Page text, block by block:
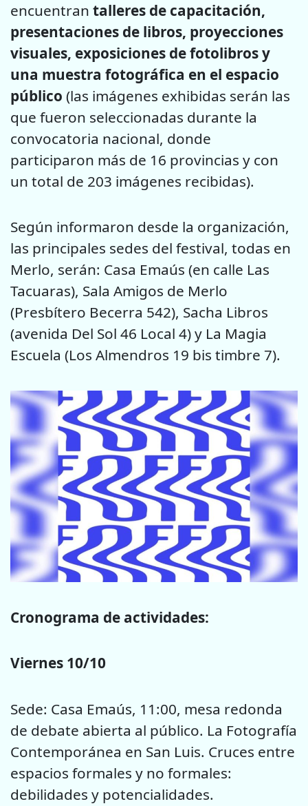
encuentran talleres de capacitación,
presentaciones de libros, proyecciones
visuales, exposiciones de fotolibros y
una muestra fotográfica en el espacio
público (las imágenes exhibidas serán las
que fueron seleccionadas durante la
convocatoria nacional, donde
participaron más de 16 provincias y con
un total de 203 imágenes recibidas).
Según informaron desde la organización,
las principales sedes del festival, todas en
Merlo, serán: Casa Emaús (en calle Las
Tacuaras), Sala Amigos de Merlo
(Presbítero Becerra 542), Sacha Libros
(avenida Del Sol 46 Local 4) y La Magia
Escuela (Los Almendros 19 bis timbre 7).
Cronograma de actividades:
Viernes 10/10
Sede: Casa Emaús, 11:00, mesa redonda
de debate abierta al público. La Fotografía
Contemporánea en San Luis. Cruces entre
espacios formales y no formales:
debilidades y potencialidades.